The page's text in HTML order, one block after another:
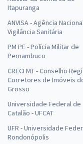
SEDF - Efetivo -
Itapuranga
ANVISA - Agência
Vigilância Sanitária
PM PE - Polícia Militar de
Pernambuco
CRECI MT - Conselho
Corretores de Imóveis
Grosso
Universidade Federal de
Catalão - UFCAT
UFR - Universidade
Rondonópolis